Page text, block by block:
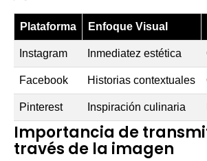
Plataforma Enfoque Visual
Instagram Inmediatez estética
Facebook Historias contextuales
Pinterest Inspiración culinaria
Importancia de
través de la imagen